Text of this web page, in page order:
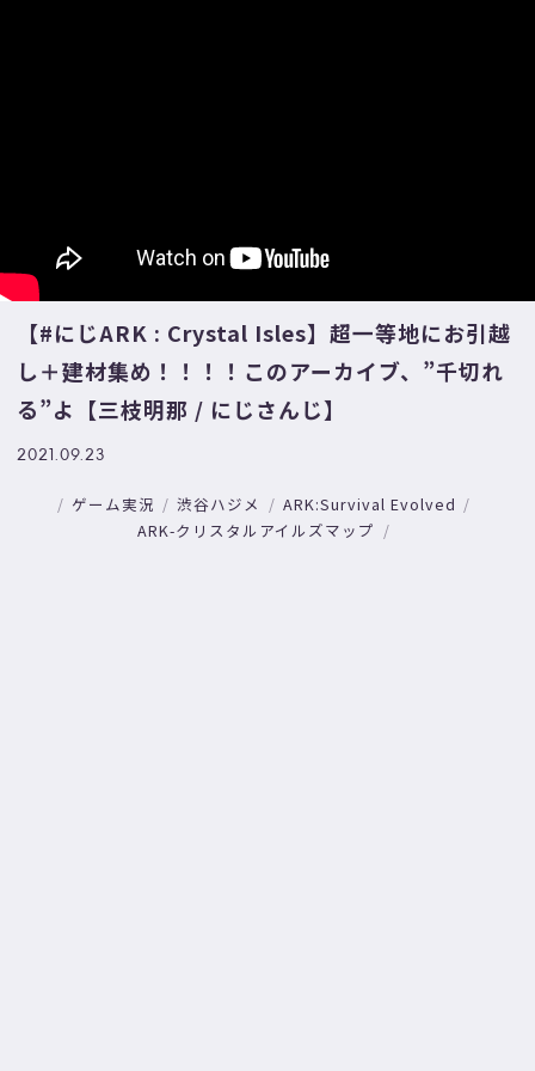
【#にじARK : Crystal Isles】超一等地にお引越
し＋建材集め！！！！このアーカイブ、”千切れ
る”よ【三枝明那 / にじさんじ】
2021.09.23
ゲーム実況 渋谷ハジメ
ARK:Survival Evolved
ARK-クリスタルアイルズマップ